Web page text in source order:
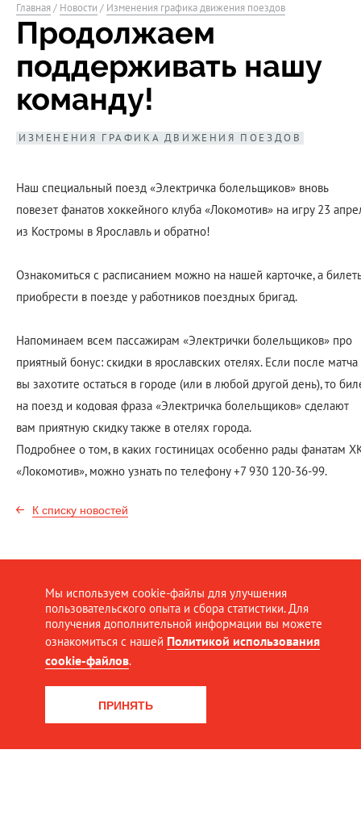
Мы используем cookie-файлы для улучшения
пользовательского опыта и сбора статистики. Для
получения дополнительной информации вы можете
ознакомиться с нашей Политикой использования
cookie-файлов.
ПРИНЯТЬ
Главная/ Новости / Изменения графика движения поездов
Продолжаем
поддерживать нашу
команду!
ИЗМЕНЕНИЯ ГРАФИКА ДВИЖЕНИЯ ПОЕЗДОВ
Наш специальный поезд «Электричка болельщиков» вновь
повезет фанатов хоккейного клуба «Локомотив» на игру 23
из Костромы в Ярославль и обратно!
Ознакомиться с расписанием можно на нашей карточке, а
приобрести в поезде у работников поездных бригад.
Напоминаем всем пассажирам «Электрички болельщиков» про
приятный бонус: скидки в ярославских отелях. Если после матча
вы захотите остаться в городе (или в любой другой день), то
на поезд и кодовая фраза «Электричка болельщиков» сделают
вам приятную скидку также в отелях города.
Подробнее о том, в каких гостиницах особенно рады фанатам
«Локомотив», можно узнать по телефону +7 930 120-36-99.
К списку новостей